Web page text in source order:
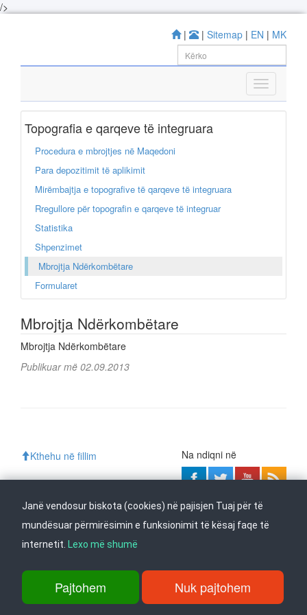
/>
|
| Sitemap | EN | MK
Topografia e qarqeve të integruara
Procedura e mbrojtjes në Maqedoni
Para depozitimit të aplikimit
Mirëmbajtja e topografive të qarqeve të integruara
Rregullore për topografin e qarqeve të integruar
Statistika
Shpenzimet
Mbrojtja Ndërkombëtare
Formularet
Mbrojtja Ndërkombëtare
Mbrojtja Ndërkombëtare
Publikuar më 02.09.2013
Kthehu në fillim Na ndiqni në
rr. Dame Gruev 14, Garazha në kate Beko, kati i 1-rë, 1000 Shkup, Tel:
+389 2 3103 601 (641), Faks: +389 2 3137 149 | info@ippo.gov.mk
Janë vendosur biskota (cookies) në pajisjen Tuaj për të
mundësuar përmirësimin e funksionimit të kësaj faqe të
internetit. Lexo më shumë
Pajtohem Nuk pajtohem